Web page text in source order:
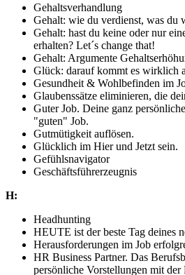
Gehaltsverhandlung
Gehalt: wie du verdienst, was du
Gehalt: hast du keine oder nur
erhalten? Let´s change that!
Gehalt: Argumente
Glück: darauf kommt es wirklich
Gesundheit & Wohlbefinden im
Glaubenssätze eliminieren, die
Guter Job. Deine ganz
"guten" Job.
Gutmütigkeit auflösen.
Glücklich im Hier und Jetzt sein.
Gefühlsnavigator
Geschäftsführerzeugnis
H:
Headhunting
HEUTE ist der beste Tag deines
Herausforderungen im Job
HR Business Partner. Das
persönliche Vorstellungen mit der